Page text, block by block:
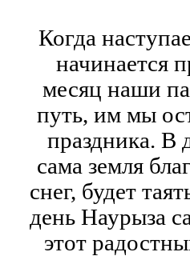
Когда
начинается
месяц наши
путь, им мы
праздника. В
сама земля
снег, будет
день Наурыза
этот